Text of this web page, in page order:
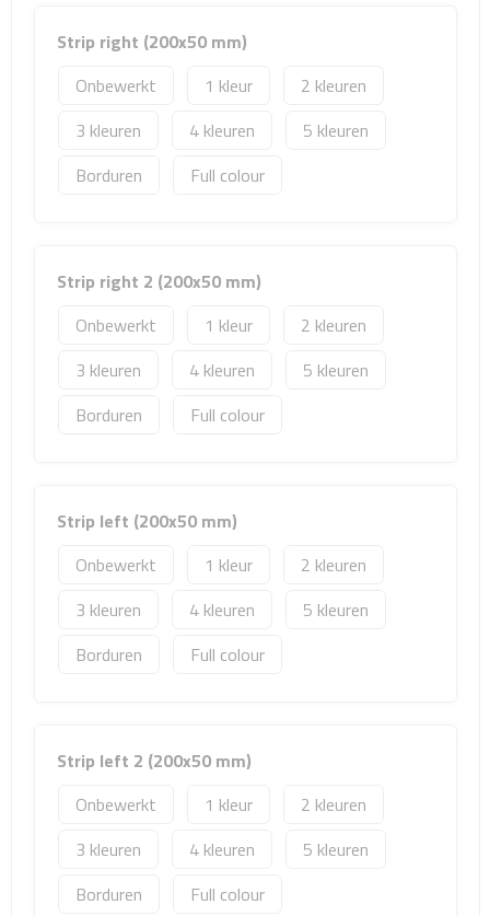
Koeltassen & koelboxen
Strandtassen
Picknick rugtassen
Heuptassen
Reizen
Opbergtasjes
Koffersloten
Bagageweegschalen
Reissetjes
Strip right (200x50 mm)
Onbewerkt
1
2
3
4
5
Borduren
Full colour
Strip right 2 (200x50 mm)
Onbewerkt
1
2
3
4
5
Borduren
Full colour
Strip left (200x50 mm)
Onbewerkt
1
2
3
4
5
Borduren
Full colour
Strip left 2 (200x50 mm)
Onbewerkt
1
2
3
4
5
Borduren
Full colour